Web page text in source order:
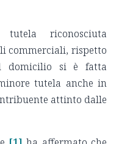
riconosciuta
commerciali, rispetto
domicilio si è fatta
tutela anche in
attinto dalle